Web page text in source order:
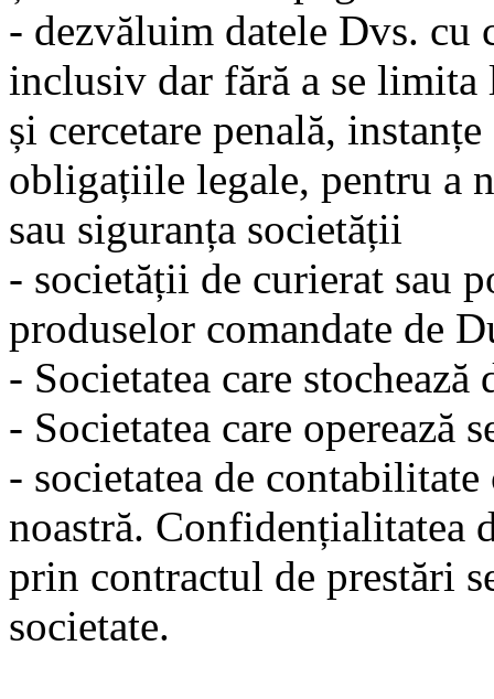
- dezvăluim datele Dvs. cu
inclusiv dar fără a se
și cercetare penală,
obligațiile legale, pentru a
sau siguranța societății
- societății de curierat sau
produselor comandate de
- Societatea care stochează
- Societatea care operează
- societatea de contabilitate
noastră. Confidențialitatea
prin contractul de prestări
societate.